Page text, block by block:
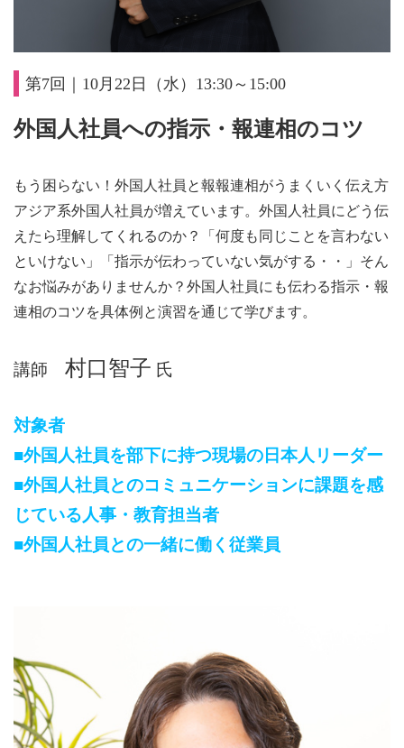
第7回｜10月22日（水）13:30～15:00
外国人社員への指示・報連相のコツ
もう困らない！外国人社員と報報連相がうまくいく伝え方
アジア系外国人社員が増えています。外国人社員にどう伝
えたら理解してくれるのか？「何度も同じことを言わない
といけない」「指示が伝わっていない気がする・・」そん
なお悩みがありませんか？外国人社員にも伝わる指示・報
連相のコツを具体例と演習を通じて学びます。
講師 村口智子 氏
対象者
■外国人社員を部下に持つ現場の日本人リーダー
■外国人社員とのコミュニケーションに課題を感
じている人事・教育担当者
■外国人社員との一緒に働く従業員